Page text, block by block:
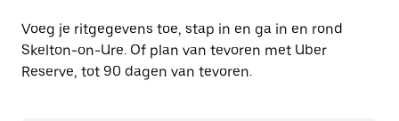
Voeg je ritgegevens toe, stap in en ga in en rond
Skelton-on-Ure. Of plan van tevoren met Uber
Reserve, tot 90 dagen van tevoren.